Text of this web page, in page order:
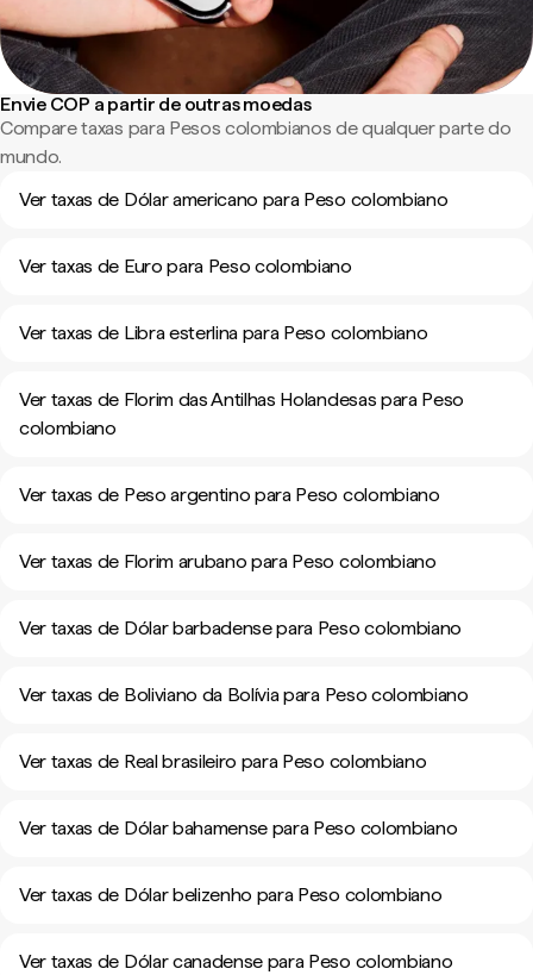
Envie COP a partir de outras moedas
Compare taxas para Pesos colombianos de qualquer parte do
mundo.
Ver taxas de Dólar americano para Peso colombiano
Ver taxas de Euro para Peso colombiano
Ver taxas de Libra esterlina para Peso colombiano
Ver taxas de Florim das Antilhas Holandesas para Peso
colombiano
Ver taxas de Peso argentino para Peso colombiano
Ver taxas de Florim arubano para Peso colombiano
Ver taxas de Dólar barbadense para Peso colombiano
Ver taxas de Boliviano da Bolívia para Peso colombiano
Ver taxas de Real brasileiro para Peso colombiano
Ver taxas de Dólar bahamense para Peso colombiano
Ver taxas de Dólar belizenho para Peso colombiano
Ver taxas de Dólar canadense para Peso colombiano